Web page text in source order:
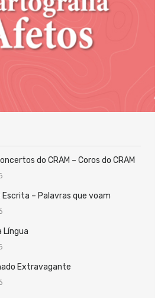
do CRAM – Coros do CRAM
Escrita – Palavras que voam
Língua
Extravagante